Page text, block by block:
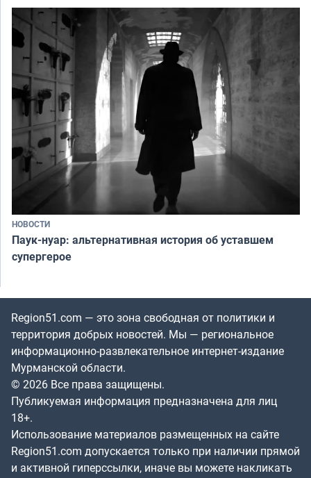
НОВОСТИ
Паук-нуар: альтернативная история об уставшем
супергерое
Region51.com — это зона свободная от политики и
территория добрых новостей. Мы — региональное
информационно-развлекательное интернет-издание
Мурманской области.
© 2026 Все права защищены.
Публикуемая информация предназначена для лиц
18+.
Использование материалов размещенных на сайте
Region51.com допускается только при наличии прямой
и активной гиперссылки, иначе вы можете накликать